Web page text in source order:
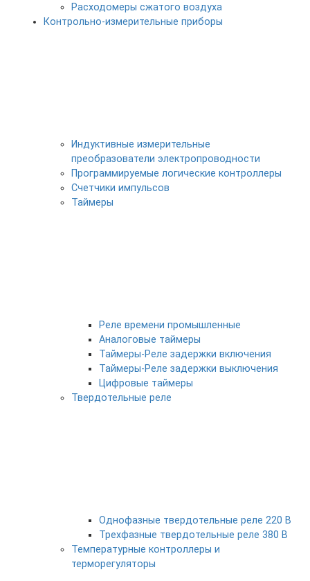
Расходомеры сжатого воздуха
Контрольно-измерительные приборы
Индуктивные измерительные
преобразователи электропроводности
Программируемые логические контроллеры
Счетчики импульсов
Таймеры
Реле времени промышленные
Аналоговые таймеры
Таймеры-Реле задержки включения
Таймеры-Реле задержки выключения
Цифровые таймеры
Твердотельные реле
Однофазные твердотельные реле 220 В
Трехфазные твердотельные реле 380 В
Температурные контроллеры и
терморегуляторы